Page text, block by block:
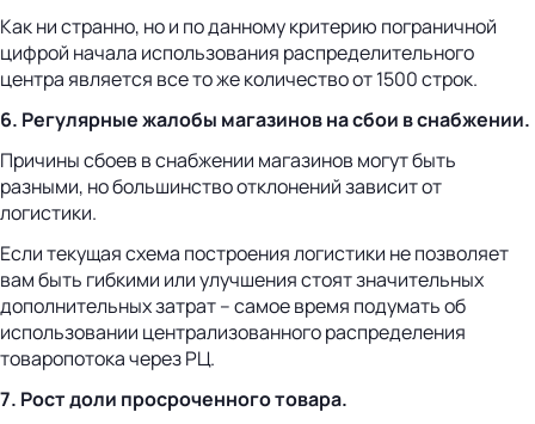
Как ни странно, но и по данному критерию пограничной
цифрой начала использования распределительного
центра является все то же количество от 1500 строк.
6. Регулярные жалобы магазинов на сбои в снабжении.
Причины сбоев в снабжении магазинов могут быть
разными, но большинство отклонений зависит от
логистики.
Если текущая схема построения логистики не позволяет
вам быть гибкими или улучшения стоят значительных
дополнительных затрат – самое время подумать об
использовании централизованного распределения
товаропотока через РЦ.
7. Рост доли просроченного товара.